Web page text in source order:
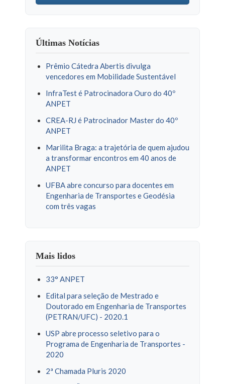
Últimas Notícias
Prêmio Cátedra Abertis divulga
vencedores em Mobilidade Sustentável
InfraTest é Patrocinadora Ouro do 40º
ANPET
CREA-RJ é Patrocinador Master do 40º
ANPET
Marilita Braga: a trajetória de quem ajudou
a transformar encontros em 40 anos de
ANPET
UFBA abre concurso para docentes em
Engenharia de Transportes e Geodésia
com três vagas
Mais lidos
33° ANPET
Edital para seleção de Mestrado e
Doutorado em Engenharia de Transportes
(PETRAN/UFC) - 2020.1
USP abre processo seletivo para o
Programa de Engenharia de Transportes -
2020
2ª Chamada Pluris 2020